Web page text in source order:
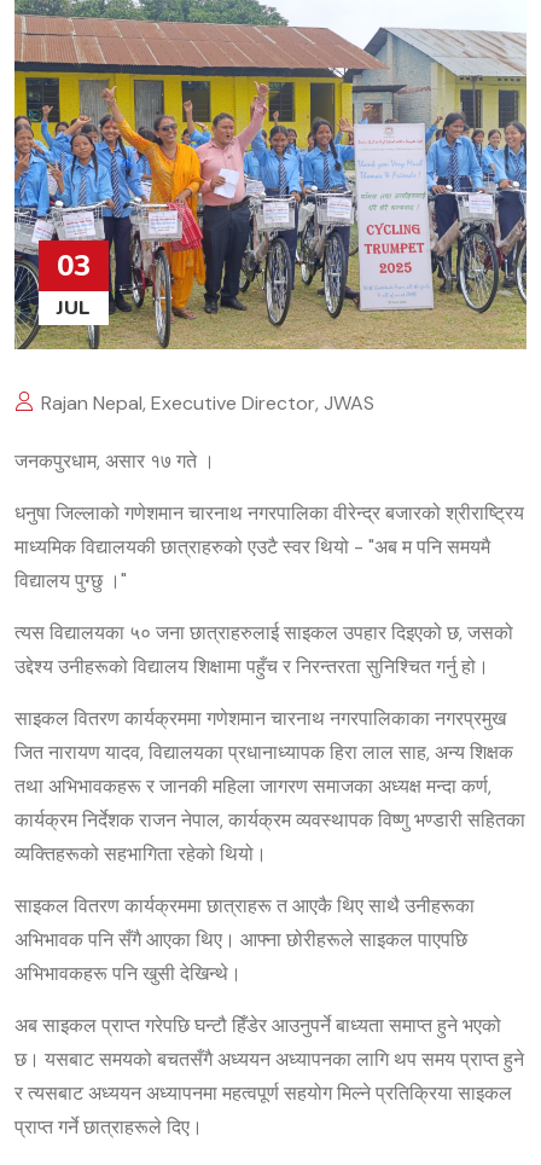
03
JUL
Rajan Nepal, Executive Director, JWAS
जनकपुरधाम, असार १७ गते ।
धनुषा जिल्लाको गणेशमान चारनाथ नगरपालिका वीरेन्द्र बजारको श्रीराष्ट्रिय
माध्यमिक विद्यालयकी छात्राहरुको एउटै स्वर थियो - "अब म पनि समयमै
विद्यालय पुग्छु ।"
त्यस विद्यालयका ५० जना छात्राहरुलाई साइकल उपहार दिइएको छ, जसको
उद्देश्य उनीहरूको विद्यालय शिक्षामा पहुँच र निरन्तरता सुनिश्चित गर्नु हो।
साइकल वितरण कार्यक्रममा गणेशमान चारनाथ नगरपालिकाका नगरप्रमुख
जित नारायण यादव, विद्यालयका प्रधानाध्यापक हिरा लाल साह, अन्य शिक्षक
तथा अभिभावकहरू र जानकी महिला जागरण समाजका अध्यक्ष मन्दा कर्ण,
कार्यक्रम निर्देशक राजन नेपाल, कार्यक्रम व्यवस्थापक विष्णु भण्डारी सहितका
व्यक्तिहरूको सहभागिता रहेको थियो।
साइकल वितरण कार्यक्रममा छात्राहरू त आएकै थिए साथै उनीहरूका
अभिभावक पनि सँगै आएका थिए। आफ्ना छोरीहरूले साइकल पाएपछि
अभिभावकहरू पनि खुसी देखिन्थे।
अब साइकल प्राप्त गरेपछि घन्टौ हिँडेर आउनुपर्ने बाध्यता समाप्त हुने भएको
छ। यसबाट समयको बचतसँगै अध्ययन अध्यापनका लागि थप समय प्राप्त हुने
र त्यसबाट अध्ययन अध्यापनमा महत्वपूर्ण सहयोग मिल्ने प्रतिक्रिया साइकल
प्राप्त गर्ने छात्राहरूले दिए।